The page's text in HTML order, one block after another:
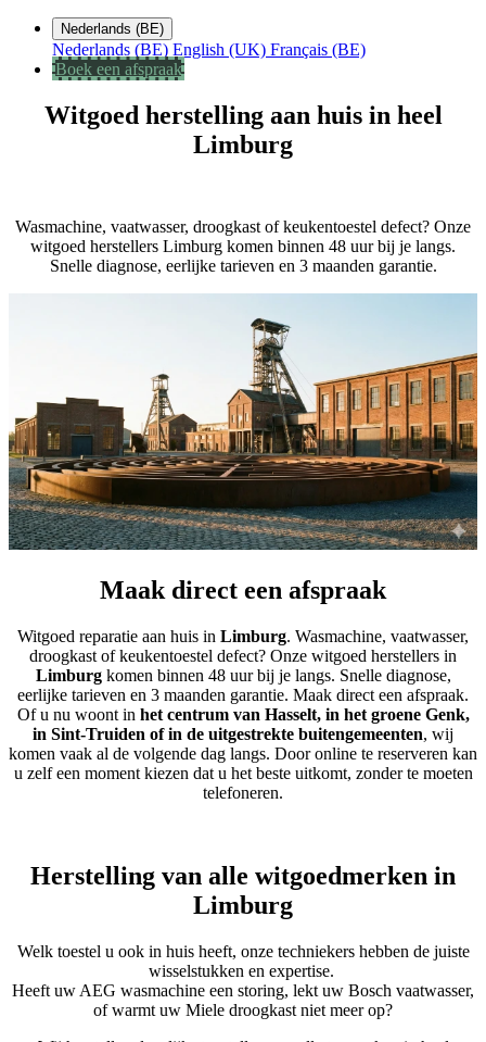
Nederlands (BE)
Nederlands (BE) English (UK) Français (BE)
Boek een afspraak
Witgoed herstelling aan huis in heel
Limburg
Wasmachine, vaatwasser, droogkast of keukentoestel defect? Onze
witgoed herstellers Limburg komen binnen 48 uur bij je langs.
Snelle diagnose, eerlijke tarieven en 3 maanden garantie.
Maak direct een afspraak
Witgoed reparatie aan huis in Limburg. Wasmachine, vaatwasser,
droogkast of keukentoestel defect? Onze witgoed herstellers in
Limburgkomen binnen 48 uur bij je langs. Snelle diagnose,
eerlijke tarieven en 3 maanden garantie. Maak direct een afspraak.
Of u nu woont in het centrum van Hasselt, in het groene Genk,
in Sint-Truiden of in de uitgestrekte buitengemeenten, wij
komen vaak al de volgende dag langs. Door online te reserveren kan
u zelf een moment kiezen dat u het beste uitkomt, zonder te moeten
telefoneren.
Herstelling van alle witgoedmerken in
Limburg
Welk toestel u ook in huis heeft, onze techniekers hebben de juiste
wisselstukken en expertise.
Heeft uw AEG wasmachine een storing, lekt uw Bosch vaatwasser,
of warmt uw Miele droogkast niet meer op?